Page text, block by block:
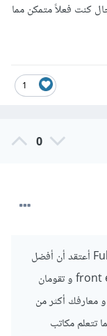
كنت فعلاً متمكن مما
1
0
في حال كنت لا تريد توسيع عملك ل Full stack أعتقد أن أفضل
شيء تقوم به هو أن تجد شخص يعمل ك front end و تقومان
أكثر من
تتعلم مكاتب